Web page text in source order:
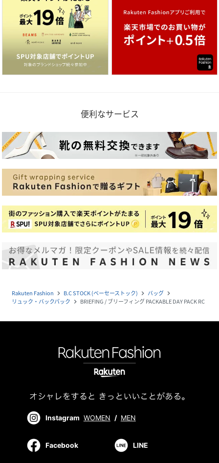
便利なサービス
Rakuten Fashion navigate_next B.C STOCK (ベーセーストック) navigate_next バッグ navigate_next
リュック・バックパック navigate_next BRIEFING / ブリーフィング PACKABLE DAY PACK RC
Instagram WOMEN / MEN
Facebook LINE